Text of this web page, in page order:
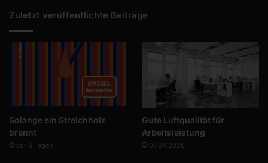
Zuletzt veröffentlichte Beiträge
Solange ein Streichholz
brennt
vor 3 Tagen
Gute Luftqualität für
Arbeitsleistung
07.04.2026